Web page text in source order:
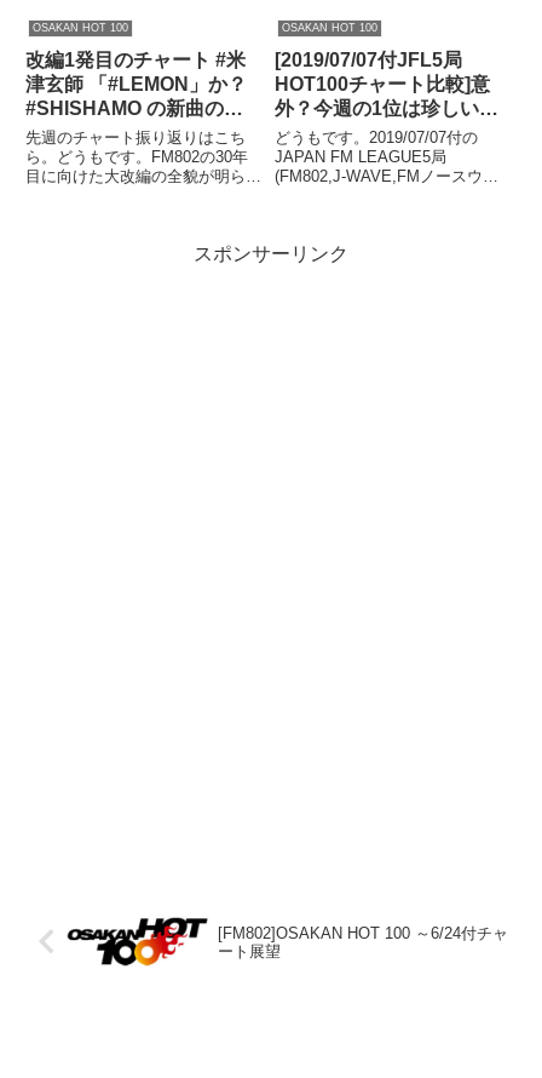
れかえる？これを見ると一目瞭
然、ぜひご活用を。どうもです。
さてサマーソニックも何とか終了
し、今週辺りは...
りらしいですね。サマソニは例年
に比べると割と過ごしやすい、プ
レイしやすい環境で繰り広げられ
てるんでしょうか？そんな中、
チ...
OSAKAN HOT 100
改編1発目のチャート #米
津玄師 「#LEMON」か？
#SHISHAMO の新曲の感
想？ #FM802 OSAKAN
HOT 100 4/1付チャート展
望 #802HOT100
先週のチャート振り返りはこち
ら。どうもです。FM802の30年
目に向けた大改編の全貌が明らか
数が増えた、1時間や2時間の番
OSAKAN HOT 100
[2019/07/07付JFL5局
HOT100チャート比較]意
外？今週の1位は珍しいこ
とになっています。
どうもです。2019/07/07付の
JAPAN FM LEAGUE5局
(FM802,J-WAVE,FMノースウェ
か、一目で確認できます。ぜ...
スポンサーリンク
[FM802]OSAKAN HOT 100 ～6/24付チャ
ート展望